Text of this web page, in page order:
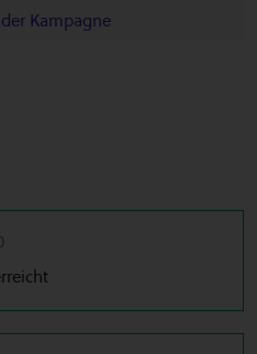
Kampagne